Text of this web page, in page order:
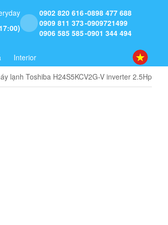
0902 820 616 0898 477 688
0909 811 373 0909721499
0906 585 585 0901 344 494
Interior
lạnh Toshiba H24S5KCV2G-V inverter 2.5Hp